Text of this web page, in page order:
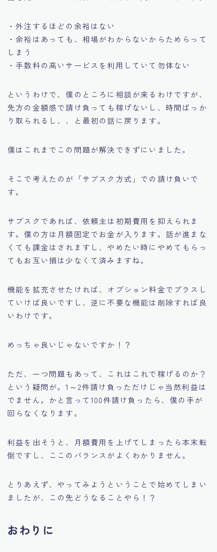
・外注するほどの余裕はない
・余裕はあっても、相場がわからないからためらって
しまう
・手数料の高いサービスを利用していて勿体ない
というわけで、僕のところに相談が来るわけですが、
先方の金額感で請け負っても稼げないし、時間ばっか
り取られるし、、と最初の話に戻ります。
僕はこれまでこの問題が解決できずにいました。
そこで考えたのが「サブスク方式」での請け負いで
す。
サブスクであれば、依頼主は初期費用を抑えられま
す。僕の方は月額固定でお金が入ります。話が進まな
くても課金はされますし、やめたい時にやめてもらっ
てもお互い損は少なくて済みますね。
機能を拡充させたければ、オプション料金でプラスし
ていけば良いですし、逆に不要な機能は削除すれば良
いわけです。
めっちゃ良いじゃないですか！？
ただ、一つ問題もあって、これはこれで稼げるのか？
という疑問が。1～2件請け負っただけじゃ当然利益は
でません。かと言って100件請け負ったら、僕の手が
回らなくなります。
利益を出そうと、月額費用を上げてしまったら本末転
倒ですし、ここのバランスがよくわかりません。
とりあえず、やってみようということで始めてしまい
ましたが、この先どうなることやら！？
おわりに